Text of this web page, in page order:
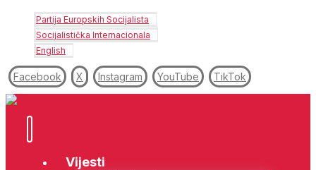
Partija Europskih Socijalista
Socijalistička Internacionala
English
Facebook X Instagram YouTube TikTok
Vijesti